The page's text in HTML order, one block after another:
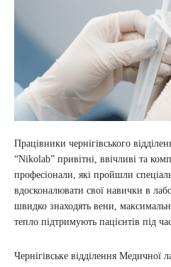
Працівники чернігівського
“Nikolab” привітні, ввічливі та
професіонали, які пройшли
вдосконалювати свої навички в
швидко знаходять вени,
тепло підтримують пацієнтів під
Чернігівське відділення Медичної